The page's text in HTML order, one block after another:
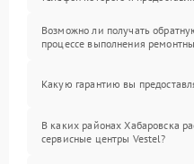
Возможно ли получать
процессе выполнения
Какую гарантию вы
В каких районах Хабаровска
сервисные центры Vestel?